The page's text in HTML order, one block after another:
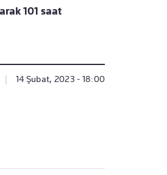
101 saat
14 Şubat, 2023 - 18:00